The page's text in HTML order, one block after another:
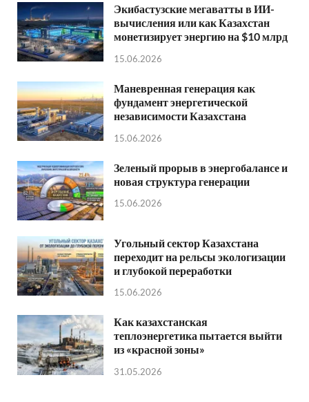
Экибастузские мегаватты в ИИ-
вычисления или как Казахстан
монетизирует энергию на $10 млрд
15.06.2026
Маневренная генерация как
фундамент энергетической
независимости Казахстана
15.06.2026
Зеленый прорыв в энергобалансе и
новая структура генерации
15.06.2026
Угольный сектор Казахстана
переходит на рельсы экологизации
и глубокой переработки
15.06.2026
Как казахстанская
теплоэнергетика пытается выйти
из «красной зоны»
31.05.2026